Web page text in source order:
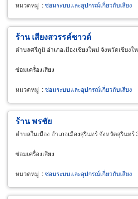
หมวดหมู่ :ซ่อมระบบและอุปกรณ์เกี่ยวกับเสียง
ร้าน เสียงสวรรค์ซาวด์
ตำบลศรีภูมิ อำเภอเมืองเชียงใหม่ จังหวัดเชียงใ
ซ่อมเครื่องเสียง
หมวดหมู่ :ซ่อมระบบและอุปกรณ์เกี่ยวกับเสียง
ร้าน พรชัย
ตำบลในเมือง อำเภอเมืองสุรินทร์ จังหวัดสุรินทร์
ซ่อมเครื่องเสียง
หมวดหมู่ :ซ่อมระบบและอุปกรณ์เกี่ยวกับเสียง